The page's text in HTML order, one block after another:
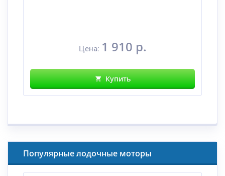
Цена: 1 910 р.
Купить
Популярные лодочные моторы